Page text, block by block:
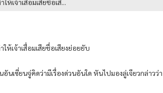
ห้เจ้าเสื่อมเสียชื่อเสียงย่อยยับ
นเซี่ยนจู่คิดว่ามีเรื่องด่วนอันใด หันไปมองลู่เจียวกล่าวว่